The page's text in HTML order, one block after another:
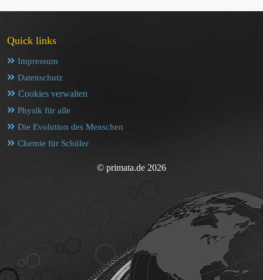
Quick links
Impressum
Datenschutz
Cookies verwalten
Physik für alle
Die Evolution des Menschen
Chemie für Schüler
© primata.de 2026